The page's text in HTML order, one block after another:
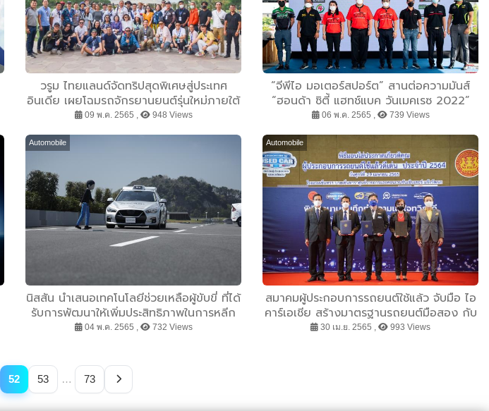
วรูม ไทยแลนด์จัดทริปสุดพิเศษสู่ประเทศ
อินเดีย เผยโฉมรถจักรยานยนต์รุ่นใหม่ภายใต้
แบรนด์ BAJAJ
09 พ.ค. 2565 , 948 Views
“จีพีไอ มอเตอร์สปอร์ต” สานต่อความมันส์
“ฮอนด้า ซิตี้ แฮทช์แบค วันเมคเรซ 2022”
ดวล 4 สนามตลอดทั้งปี ออกสตาร์ท พ.ค.นี้
06 พ.ค. 2565 , 739 Views
Automobile
นิสสัน นำเสนอเทคโนโลยีช่วยเหลือผู้ขับขี่ ที่ได้
รับการพัฒนาให้เพิ่มประสิทธิภาพในการหลีก
เลี่ยงการชนได้อย่างมีประสิทธิภาพ
04 พ.ค. 2565 , 732 Views
Automobile
สมาคมผู้ประกอบการรถยนต์ใช้แล้ว จับมือ ไอ
คาร์เอเชีย สร้างมาตรฐานรถยนต์มือสอง กับ
“โครงการรถมือสองคุณภาพผ่านการตรวจ
30 เม.ย. 2565 , 993 Views
52 53 … 73